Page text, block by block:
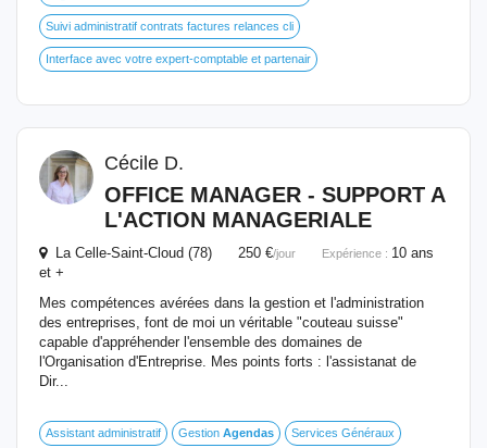
Suivi administratif contrats factures relances cli
Interface avec votre expert-comptable et partenair
Cécile D.
OFFICE MANAGER - SUPPORT A
L'ACTION MANAGERIALE
La Celle-Saint-Cloud (78) 250 €/jour Expérience : 10 ans
et +
Mes compétences avérées dans la gestion et l'administration
des entreprises, font de moi un véritable "couteau suisse"
capable d'appréhender l'ensemble des domaines de
l'Organisation d'Entreprise. Mes points forts : l'assistanat de
Dir...
Assistant administratif Gestion Agendas Services Généraux